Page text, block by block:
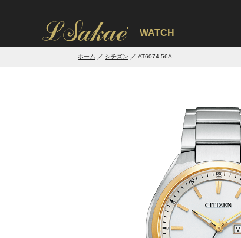
' WATCH
ホーム シチズン AT6074-56A